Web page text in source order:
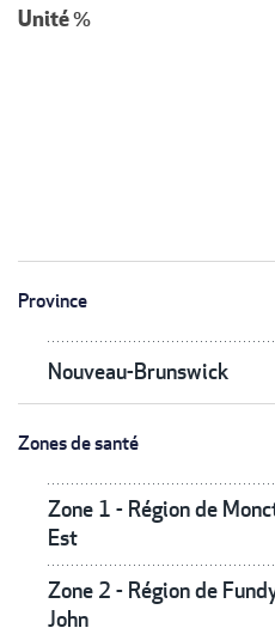
Unité%
Province
Nouveau-Brunswick
Zones de santé
Zone 1 - Région de
Est
Zone 2 - Région de
John